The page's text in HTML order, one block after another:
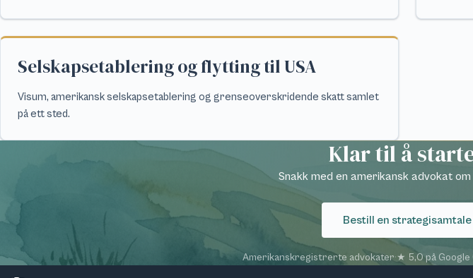
Selskapsetablering og flytting til USA
Visum, amerikansk selskapsetablering og grenseoverskridende skatt samlet
på ett sted.
Klar til å
Snakk med en amerikansk advokat om
Bestill en strategisamtale
Amerikanskregistrerte advokater·★ 5,0 på Google